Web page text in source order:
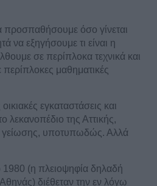
όσο γίνεται
να εξηγήσουμε τι είναι η
σε περίπλοκα τεχνικά και
μαθηματικές
εγκαταστάσεις και
λεκανοπέδιο της Αττικής,
γείωσης, υποτυπωδώς. Αλλά
1980 (η πλειοψηφία δηλαδή
διέθεταν την εν λόγω